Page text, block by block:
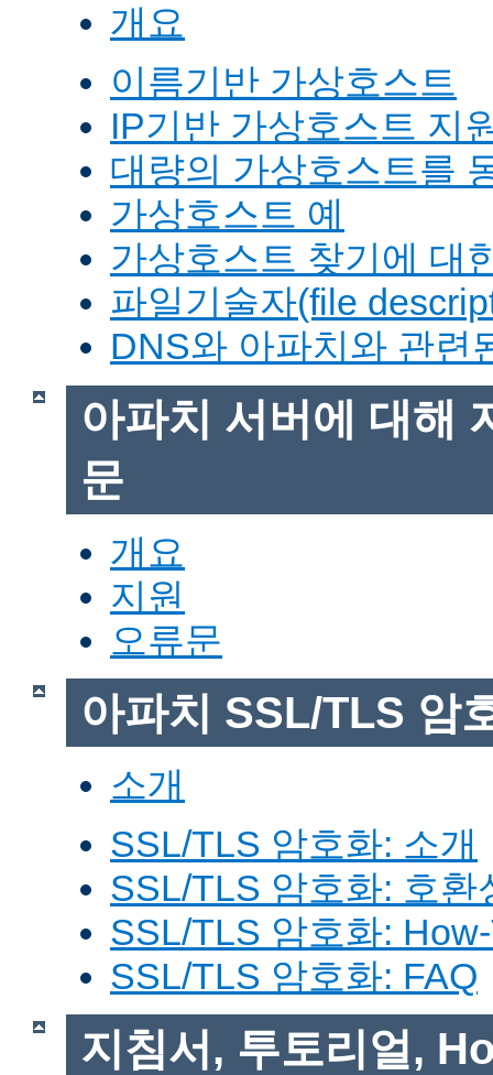
개요
이름기반 가상호스트
IP기반 가상호스트 지
대량의 가상호스트를
가상호스트 예
가상호스트 찾기에 대
파일기술자(file
DNS와 아파치와 관련
아파치 서버에 대해
문
개요
지원
오류문
아파치 SSL/TLS 암
소개
SSL/TLS 암호화: 소개
SSL/TLS 암호화: 호환
SSL/TLS 암호화:
SSL/TLS 암호화: FAQ
지침서, 투토리얼,